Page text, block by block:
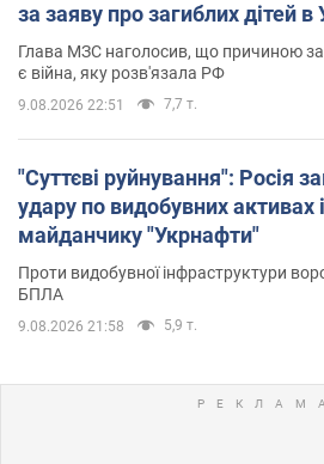
за заяву про загиблих дітей в
Глава МЗС наголосив, що причиною
є війна, яку розв'язала РФ
9.08.2026 22:51 7,7 т.
"Суттєві руйнування": Росія
удару по видобувних активах
майданчику "Укрнафти"
Проти видобувної інфраструктури
БПЛА
9.08.2026 21:58 5,9 т.